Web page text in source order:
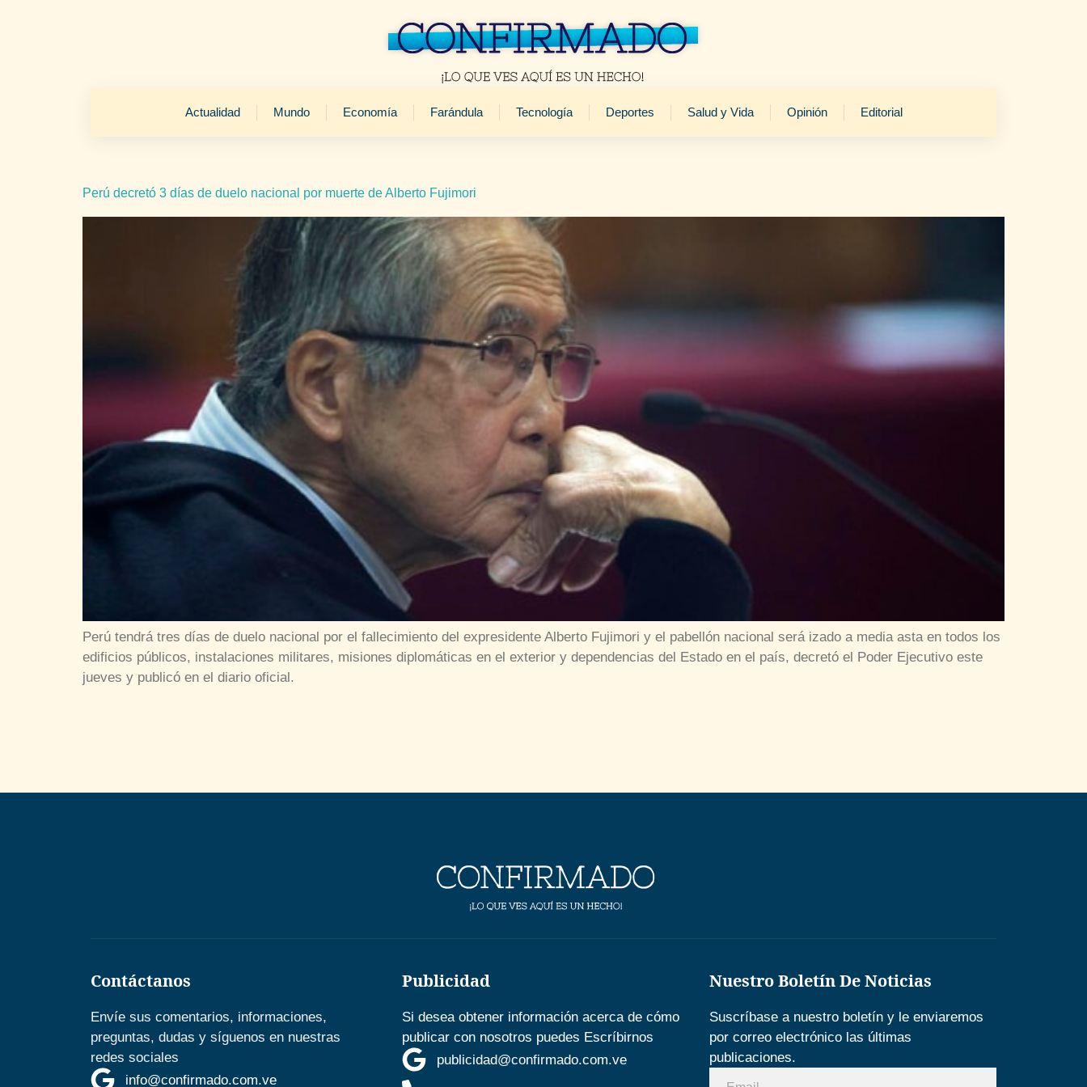
Actualidad Mundo Economía Farándula Tecnología Deportes Salud y Vida Opinión Editorial
Perú decretó 3 días de duelo nacional por muerte de Alberto Fujimori
Perú tendrá tres días de duelo nacional por el fallecimiento del expresidente Alberto Fujimori y el pabellón nacional será izado a media asta en todos los
edificios públicos, instalaciones militares, misiones diplomáticas en el exterior y dependencias del Estado en el país, decretó el Poder Ejecutivo este
jueves y publicó en el diario oficial.
Contáctanos
Envíe sus comentarios, informaciones,
preguntas, dudas y síguenos en nuestras
redes sociales
info@confirmado.com.ve
Publicidad
Si desea obtener información acerca de cómo
publicar con nosotros puedes Escríbirnos
publicidad@confirmado.com.ve
Nuestro Boletín De Noticias
Suscríbase a nuestro boletín y le enviaremos
por correo electrónico las últimas
publicaciones.